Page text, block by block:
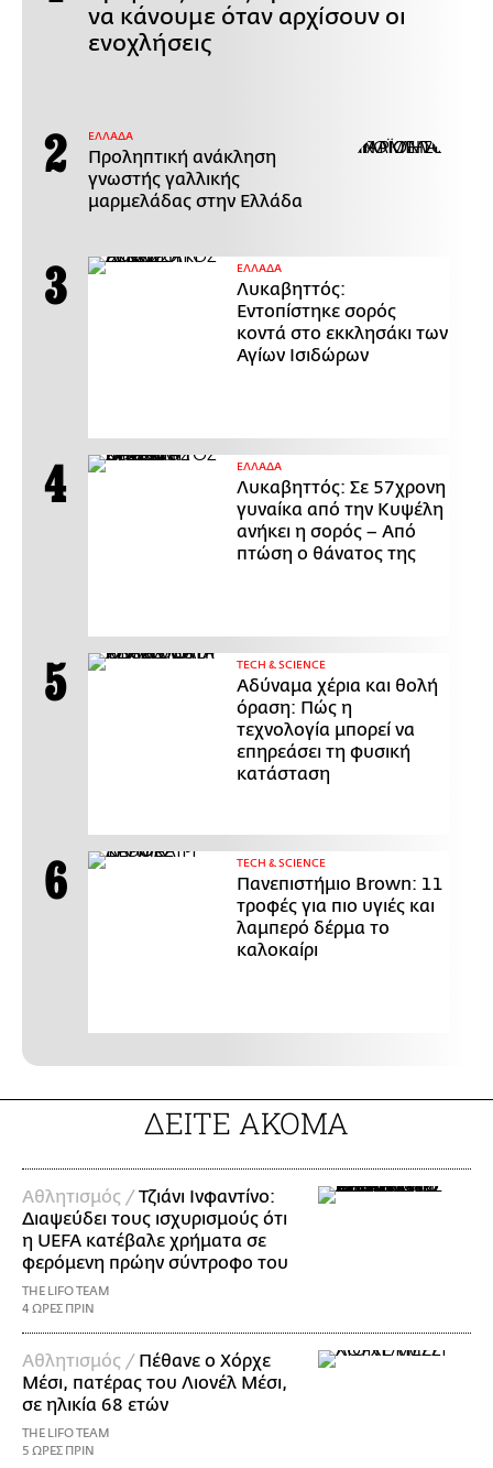
να κάνουμε όταν αρχίσουν οι
ενοχλήσεις
ΕΛΛΑΔΑ
Προληπτική ανάκληση
γνωστής γαλλικής
μαρμελάδας στην Ελλάδα
ΕΛΛΑΔΑ
Λυκαβηττός:
Εντοπίστηκε σορός
κοντά στο εκκλησάκι των
Αγίων Ισιδώρων
ΕΛΛΑΔΑ
Λυκαβηττός: Σε 57χρονη
γυναίκα από την Κυψέλη
ανήκει η σορός – Από
πτώση ο θάνατος της
ΤECH & SCIENCE
Αδύναμα χέρια και θολή
όραση: Πώς η
τεχνολογία μπορεί να
επηρεάσει τη φυσική
κατάσταση
ΤECH & SCIENCE
Πανεπιστήμιο Brown: 11
τροφές για πιο υγιές και
λαμπερό δέρμα το
καλοκαίρι
ΔΕΙΤΕ ΑΚΟΜΑ
Αθλητισμός /Τζιάνι Ινφαντίνο:
Διαψεύδει τους ισχυρισμούς ότι
η UEFA κατέβαλε χρήματα σε
φερόμενη πρώην σύντροφο του
THE LIFO TEAM
4 ΩΡΕΣ ΠΡΙΝ
Αθλητισμός / Πέθανε ο Χόρχε
Μέσι, πατέρας του Λιονέλ Μέσι,
σε ηλικία 68 ετών
THE LIFO TEAM
5 ΩΡΕΣ ΠΡΙΝ